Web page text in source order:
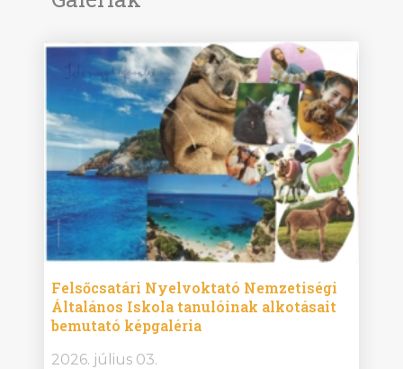
Felsőcsatári Nyelvoktató Nemzetiségi
Általános Iskola tanulóinak alkotásait
bemutató képgaléria
2026. július 03.